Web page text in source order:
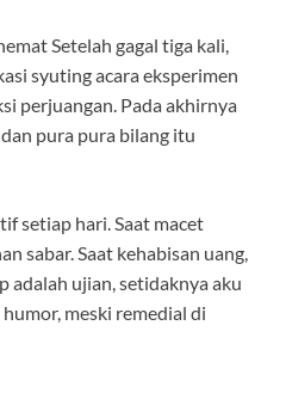
Setelah gagal tiga kali,
syuting acara eksperimen
perjuangan. Pada akhirnya
pura pura bilang itu
setiap hari. Saat macet
sabar. Saat kehabisan uang,
adalah ujian, setidaknya aku
meski remedial di